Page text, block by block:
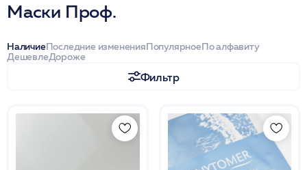
Маски Проф.
НаличиеПоследние измененияПопулярноеПо алфавиту
ДешевлеДороже
Фильтр